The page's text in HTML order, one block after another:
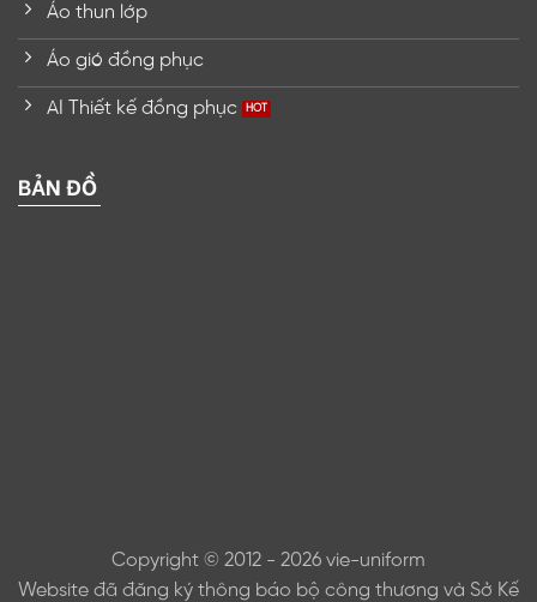
Áo thun lớp
Áo gió đồng phục
AI Thiết kế đồng phục
BẢN ĐỒ
Copyright © 2012 - 2026 vie-uniform
Website đã đăng ký thông báo bộ công thương và Sở Kế